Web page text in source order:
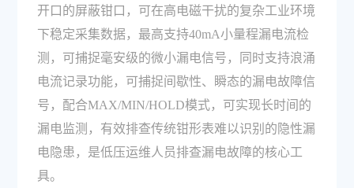
开口的屏蔽钳口，可在高电磁干扰的复杂工业环境
下稳定采集数据，最高支持40mA小量程漏电流检
测，可捕捉毫安级的微小漏电信号，同时支持浪涌
电流记录功能，可捕捉间歇性、瞬态的漏电故障信
号，配合MAX/MIN/HOLD模式，可实现长时间的
漏电监测，有效排查传统钳形表难以识别的隐性漏
电隐患，是低压运维人员排查漏电故障的核心工
具。